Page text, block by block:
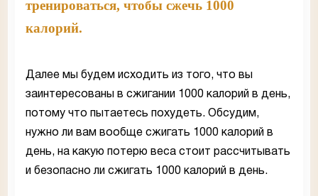
тренироваться, чтобы сжечь 1000
калорий.
Далее мы будем исходить из того, что вы
заинтересованы в сжигании 1000 калорий в день,
потому что пытаетесь похудеть. Обсудим,
нужно ли вам вообще сжигать 1000 калорий в
день, на какую потерю веса стоит рассчитывать
и безопасно ли сжигать 1000 калорий в день.